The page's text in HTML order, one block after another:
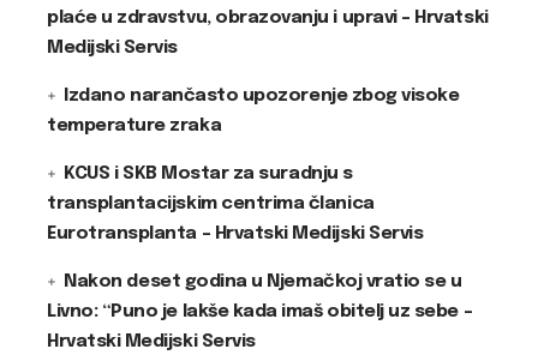
plaće u zdravstvu, obrazovanju i upravi – Hrvatski
Medijski Servis
Izdano narančasto upozorenje zbog visoke
temperature zraka
KCUS i SKB Mostar za suradnju s
transplantacijskim centrima članica
Eurotransplanta – Hrvatski Medijski Servis
Nakon deset godina u Njemačkoj vratio se u
Livno: “Puno je lakše kada imaš obitelj uz sebe –
Hrvatski Medijski Servis